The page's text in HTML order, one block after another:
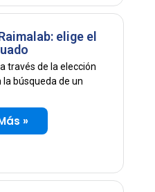
elige el
través de la elección
búsqueda de un
»